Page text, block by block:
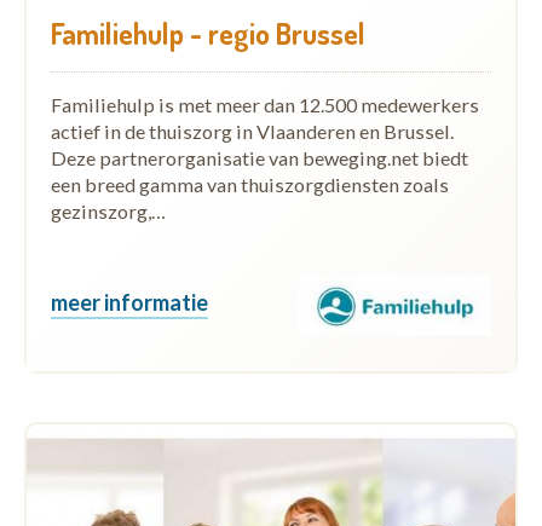
Familiehulp - regio Brussel
Familiehulp is met meer dan 12.500 medewerkers
actief in de thuiszorg in Vlaanderen en Brussel.
Deze partnerorganisatie van beweging.net biedt
een breed gamma van thuiszorgdiensten zoals
gezinszorg,…
meer informatie